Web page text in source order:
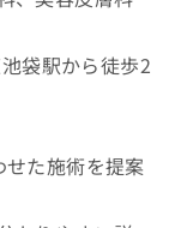
袋駅から徒歩2
た施術を提案